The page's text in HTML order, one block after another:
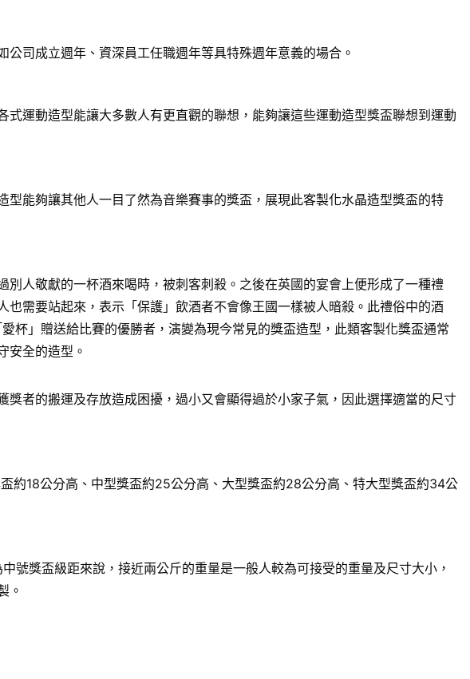
司成立週年、資深員工任職週年等具特殊週年意義的場合。
運動造型能讓大多數人有更直觀的聯想，能夠讓這些運動造型獎盃聯想到運動
能夠讓其他人一目了然為音樂賽事的獎盃，展現此客製化水晶造型獎盃的特
人敬獻的一杯酒來喝時，被刺客刺殺。之後在英國的宴會上便形成了一種禮
需要站起來，表示「保護」飲酒者不會像王國一樣被人暗殺。此禮俗中的酒
」贈送給比賽的優勝者，演變為現今常見的獎盃造型，此類客製化獎盃通常
安全的造型。
者的搬運及存放造成困擾，過小又會顯得過於小家子氣，因此選擇適當的尺寸
約18公分高、中型獎盃約25公分高、大型獎盃約28公分高、特大型獎盃約34公
獎盃級距來說，接近兩公斤的重量是一般人較為可接受的重量及尺寸大小，
。